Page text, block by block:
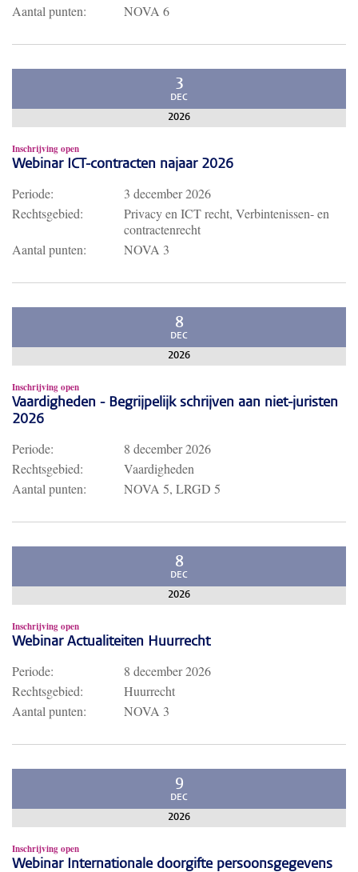
Aantal punten:
NOVA 6
3
DEC
2026
Inschrijving open
Webinar ICT-contracten najaar 2026
Periode:
3 december 2026
Rechtsgebied:
Privacy en ICT recht, Verbintenissen- en
contractenrecht
Aantal punten:
NOVA 3
8
DEC
2026
Inschrijving open
Vaardigheden - Begrijpelijk schrijven aan niet-juristen
2026
Periode:
8 december 2026
Rechtsgebied:
Vaardigheden
Aantal punten:
NOVA 5, LRGD 5
8
DEC
2026
Inschrijving open
Webinar Actualiteiten Huurrecht
Periode:
8 december 2026
Rechtsgebied:
Huurrecht
Aantal punten:
NOVA 3
9
DEC
2026
Inschrijving open
Webinar Internationale doorgifte persoonsgegevens